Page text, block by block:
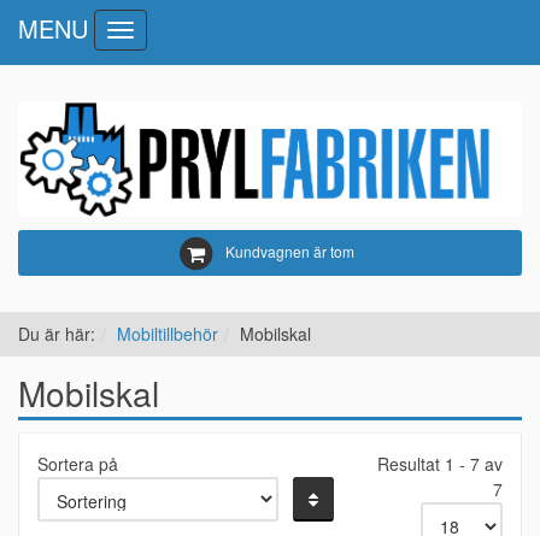
Kundvagnen är tom
MENU
Toggle
navigation
Du är här: Mobiltillbehör Mobilskal
Mobilskal
Sortera på
Resultat 1 - 7 av
7